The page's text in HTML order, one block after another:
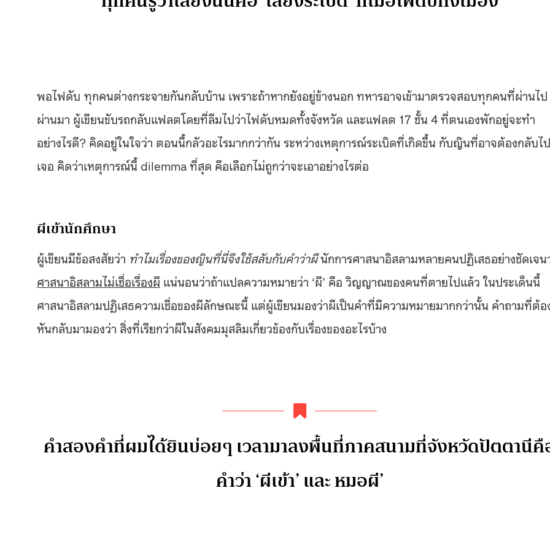
พอไฟดับ ทุกคนต่างกระจายกันกลับบ้าน เพราะถ้าหากยังอยู่ข้างนอก ทหารอาจเข้ามาตรวจสอบทุกคนที่ผ่านไป
ผ่านมา ผู้เขียนขับรถกลับแฟลตโดยที่ลืมไปว่าไฟดับหมดทั้งจังหวัด และแฟลต 17 ชั้น 4 ที่ตนเองพักอยู่จะทำ
อย่างไรดี? คิดอยู่ในใจว่า ตอนนี้กลัวอะไรมากกว่ากัน ระหว่างเหตุการณ์ระเบิดที่เกิดขึ้น กับญินที่อาจต้องกลับไป
เจอ คิดว่าเหตุการณ์นี้ dilemma ที่สุด คือเลือกไม่ถูกว่าจะเอาอย่างไรต่อ
ผีเข้านักศึกษา
ผู้เขียนมีข้อสงสัยว่า ทำไมเรื่องของญินที่นี่จึงใช้สลับกับคำว่าผีนักการศาสนาอิสลามหลายคนปฏิเสธอย่างชัดเจน
ศาสนาอิสลามไม่เชื่อเรื่องผี แน่นอนว่าถ้าแปลความหมายว่า ‘ผี’ คือ วิญญาณของคนที่ตายไปแล้ว ในประเด็นนี้
ศาสนาอิสลามปฏิเสธความเชื่อของผีลักษณะนี้ แต่ผู้เขียนมองว่าผีเป็นคำที่มีความหมายมากกว่านั้น คำถามที่ต้อ
หันกลับมามองว่า สิ่งที่เรียกว่าผีในสังคมมุสลิมเกี่ยวข้องกับเรื่องของอะไรบ้าง
คำสองคำที่ผมได้ยินบ่อยๆ เวลามาลงพื้นที่ภาคสนามที่จังหวัดปัตตานี
คำว่า ‘ผีเข้า’ และ หมอผี’